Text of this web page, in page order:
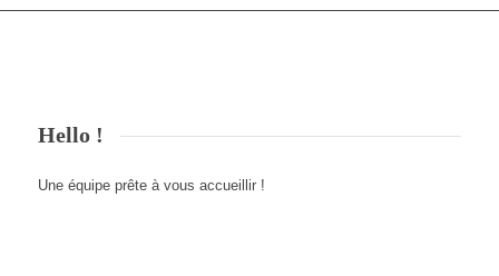
Hello !
Une équipe prête à vous accueillir !